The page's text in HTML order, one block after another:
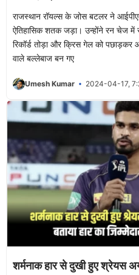
राजस्थान रॉयल्स के जोस बटलर ने
ऐतिहासिक शतक जड़ा। उन्होंने रन चेज में
रिकॉर्ड तोड़ा और क्रिस गेल को पछाड़कर
वाले बल्लेबाज बन गए
Umesh Kumar 2024-04-17,
शर्मनाक हार से दुखी हुए श्रेयस